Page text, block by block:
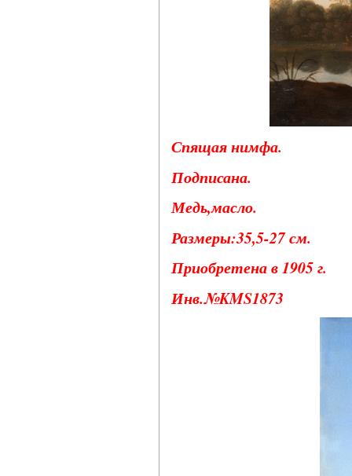
Спящая нимфа.
Подписана.
Медь,масло.
Размеры:35,5-27 см.
Приобретена в 1905 г.
Инв.№KMS1873